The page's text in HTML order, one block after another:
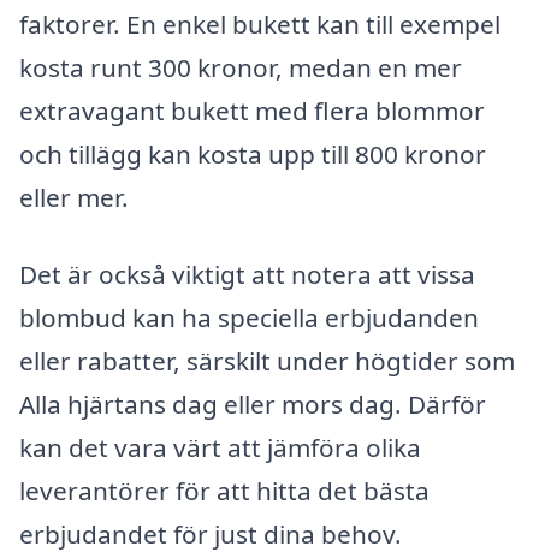
faktorer. En enkel bukett kan till exempel
kosta runt 300 kronor, medan en mer
extravagant bukett med flera blommor
och tillägg kan kosta upp till 800 kronor
eller mer.
Det är också viktigt att notera att vissa
blombud kan ha speciella erbjudanden
eller rabatter, särskilt under högtider som
Alla hjärtans dag eller mors dag. Därför
kan det vara värt att jämföra olika
leverantörer för att hitta det bästa
erbjudandet för just dina behov.